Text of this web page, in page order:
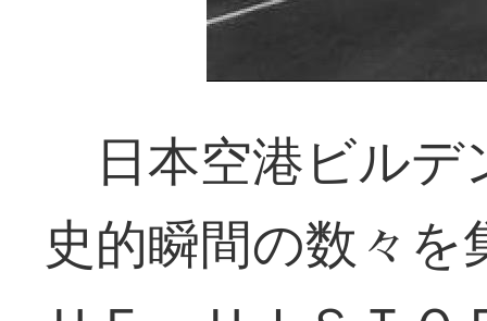
日本空港ビルデ
史的瞬間の数々